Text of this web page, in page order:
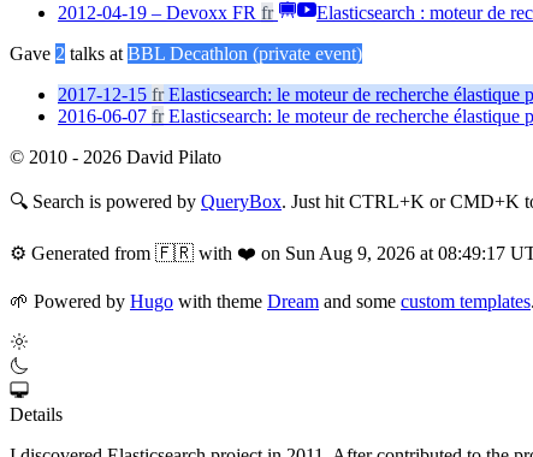
2012-04-19 – Devoxx FR fr
Elasticsearch : moteur de
Gave 2 talks at BBL Decathlon (private event)
2017-12-15 fr Elasticsearch: le moteur de recherche élastique
2016-06-07 fr Elasticsearch: le moteur de recherche élastique
© 2010 - 2026 David Pilato
🔍 Search is powered by QueryBox. Just hit CTRL+K or CMD+K
⚙️ Generated from 🇫🇷 with ❤️ on Sun Aug 9, 2026 at 08:49:17
🌱 Powered by Hugo with theme Dream and some custom templates.
Details